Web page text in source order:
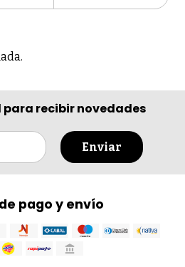
para recibir novedades
Enviar
pago y envío